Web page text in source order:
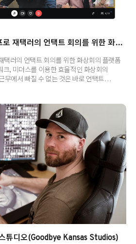
[슬기로운 재택생활] 프로 재택러의 언택트 회의를 위한 화상회의 플랫폼
택러의 언택트 회의를 위한 화상회의 플랫폼
, 미더스를 이용한 효율적인 화상회의
무에서 빠질 수 없는 것은 바로 언택트
사로 자리매김했을 정도예요. 포스트 코로나
택근무나 하이브리드 근무 형태를 채택할
폼의 중요성은 앞으로 계속 대두될 것입니다.
에도, 다양한 화상회의 플랫폼이 절찬리에
하는 4개의 플랫폼은 PC와 모바일 모두 사용할
튜디오(Goodbye Kansas Studios)